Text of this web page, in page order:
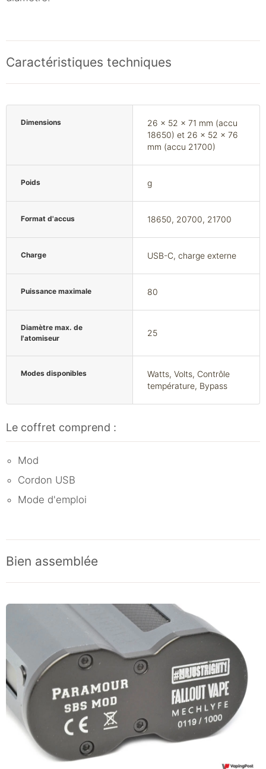
Caractéristiques techniques
Dimensions
26 x 52 x 71 mm (accu
18650) et 26 x 52 x 76
mm (accu 21700)
Poids g
Format d'accus 18650, 20700, 21700
Charge USB-C, charge externe
Puissance maximale 80
Diamètre max. de
l'atomiseur
25
Modes disponibles
Watts, Volts, Contrôle
température, Bypass
Le coffret comprend :
Mod
Cordon USB
Mode d'emploi
Bien assemblée